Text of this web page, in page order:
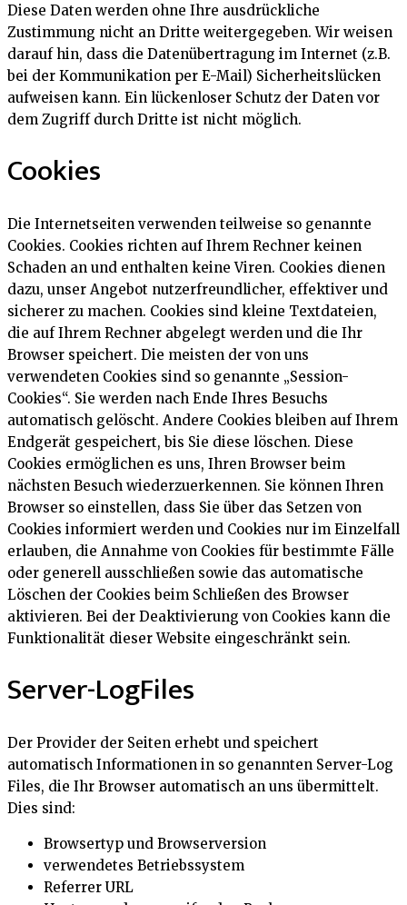
Diese Daten werden ohne Ihre ausdrückliche
Zustimmung nicht an Dritte weitergegeben. Wir weisen
darauf hin, dass die Datenübertragung im Internet (z.B.
bei der Kommunikation per E-Mail) Sicherheitslücken
aufweisen kann. Ein lückenloser Schutz der Daten vor
dem Zugriff durch Dritte ist nicht möglich.
Cookies
Die Internetseiten verwenden teilweise so genannte
Cookies. Cookies richten auf Ihrem Rechner keinen
Schaden an und enthalten keine Viren. Cookies dienen
dazu, unser Angebot nutzerfreundlicher, effektiver und
sicherer zu machen. Cookies sind kleine Textdateien,
die auf Ihrem Rechner abgelegt werden und die Ihr
Browser speichert. Die meisten der von uns
verwendeten Cookies sind so genannte „Session-
Cookies“. Sie werden nach Ende Ihres Besuchs
automatisch gelöscht. Andere Cookies bleiben auf Ihrem
Endgerät gespeichert, bis Sie diese löschen. Diese
Cookies ermöglichen es uns, Ihren Browser beim
nächsten Besuch wiederzuerkennen. Sie können Ihren
Browser so einstellen, dass Sie über das Setzen von
Cookies informiert werden und Cookies nur im Einzelfall
erlauben, die Annahme von Cookies für bestimmte Fälle
oder generell ausschließen sowie das automatische
Löschen der Cookies beim Schließen des Browser
aktivieren. Bei der Deaktivierung von Cookies kann die
Funktionalität dieser Website eingeschränkt sein.
Server-LogFiles
Der Provider der Seiten erhebt und speichert
automatisch Informationen in so genannten Server-Log
Files, die Ihr Browser automatisch an uns übermittelt.
Dies sind:
Browsertyp und Browserversion
verwendetes Betriebssystem
Referrer URL